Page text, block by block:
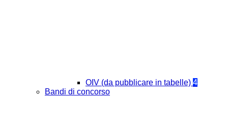
OIV (da pubblicare in tabelle) 4
Bandi di concorso